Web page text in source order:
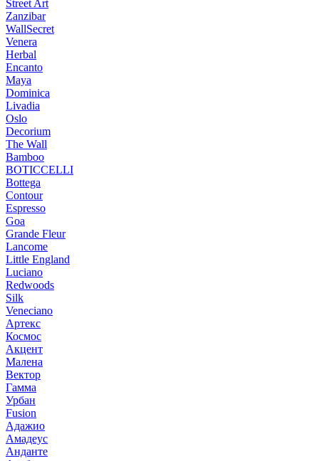
Street Art
Zanzibar
WallSecret
Venera
Herbal
Encanto
Maya
Dominica
Livadia
Oslo
Decorium
The Wall
Bamboo
BOTICCELLI
Bottega
Contour
Espresso
Goa
Grande Fleur
Lancome
Little England
Luciano
Redwoods
Silk
Veneciano
Артекс
Космос
Акцент
Малена
Вектор
Гамма
Урбан
Fusion
Адажио
Амадеус
Анданте